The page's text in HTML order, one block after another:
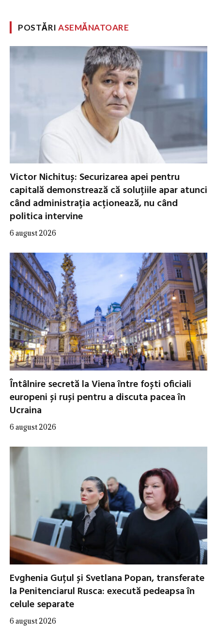
POSTĂRIASEMĂNATOARE
Victor Nichituș: Securizarea apei pentru
capitală demonstrează că soluțiile apar atunci
când administrația acționează, nu când
politica intervine
6 august 2026
Întâlnire secretă la Viena între foști oficiali
europeni și ruși pentru a discuta pacea în
Ucraina
6 august 2026
Evghenia Guțul și Svetlana Popan, transferate
la Penitenciarul Rusca: execută pedeapsa în
celule separate
6 august 2026